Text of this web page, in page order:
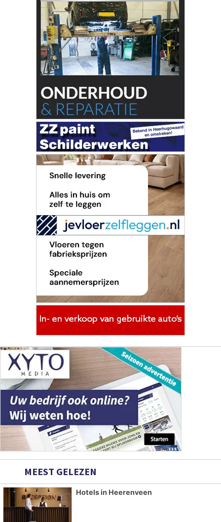
MEEST GELEZEN
Hotels in Heerenveen